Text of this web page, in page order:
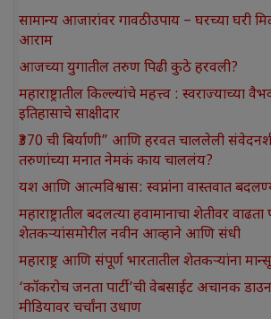
सामान्य आजारांवर गावठी उपाय – घरच्या घरी
आराम
आजच्या युगातील तरुण पिढी कुठे हरवली?
महाराष्ट्रातील किल्ल्यांचे महत्त्व : स्वराज्याच्या
इतिहासाचे साक्षीदार
₹370 ची बिर्याणी” आणि हरवत चाललेली
तरुणांच्या मनात नेमकं काय चाललंय?
यश आणि आत्मविश्वास: स्वप्नांना वास्तवात
महाराष्ट्रातील बदलत्या हवामानाचा शेतीवर वाढता
शेतकऱ्यांसमोरील नवीन आव्हाने आणि संधी
महाराष्ट्र आणि संपूर्ण भारतातील शेतकऱ्यांना
‘कॉकरोच जनता पार्टी’ची वेबसाईट अचानक
मीडियावर चर्चांना उधाण